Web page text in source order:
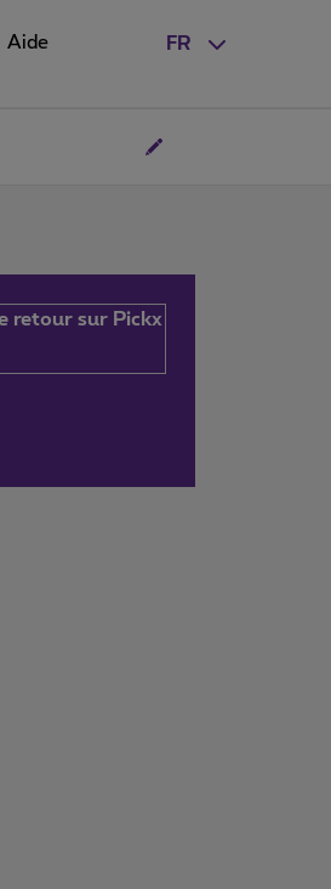
FR
Aide
retour sur Pickx